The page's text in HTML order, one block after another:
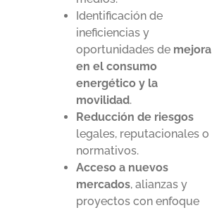
Identificación de
ineficiencias y
oportunidades de mejora
en el consumo
energético y la
movilidad.
Reducción de riesgos
legales, reputacionales o
normativos.
Acceso a nuevos
mercados, alianzas y
proyectos con enfoque